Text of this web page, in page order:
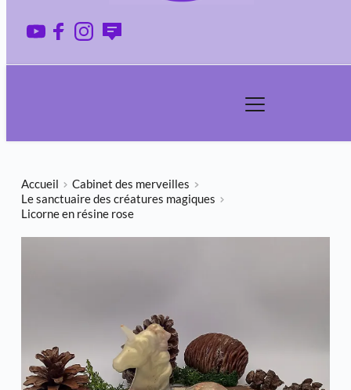
Accueil
Cabinet des merveilles
Le sanctuaire des créatures magiques
Licorne en résine rose